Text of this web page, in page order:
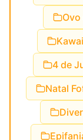
Ovo
4 de
Natal